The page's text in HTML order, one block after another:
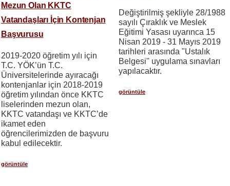
Mezun Olan KKTC
Vatandaşları İçin Kontenjan
Başvurusu
2019-2020 öğretim yılı için
T.C. YÖK’ün T.C.
Üniversitelerinde ayıracağı
kontenjanlar için 2018-2019
öğretim yılından önce KKTC
liselerinden mezun olan,
KKTC vatandaşı ve KKTC’de
ikamet eden
öğrencilerimizden de başvuru
kabul edilecektir.
görüntüle
Değiştirilmiş şekliyle 28/1988
sayılı Çıraklık ve Meslek
Eğitimi Yasası uyarınca 15
Nisan 2019 - 31 Mayıs 2019
tarihleri arasında "Ustalık
Belgesi'' uygulama sınavları
yapılacaktır.
görüntüle